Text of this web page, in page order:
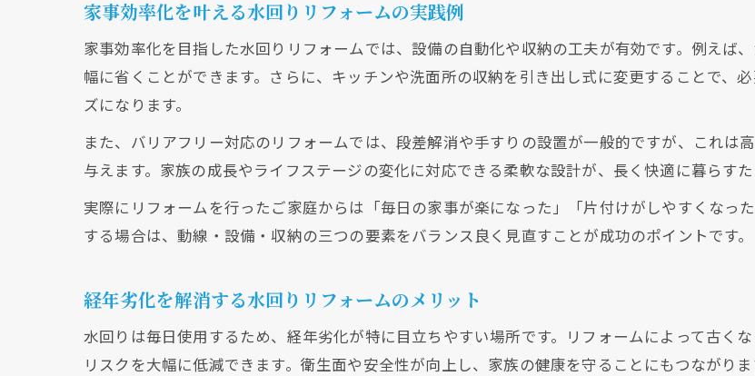
家事効率アップに役立つ水回りリフォームの魅
動線改善で家事効率が劇的に高まる水回り
収納力を強化する水回りリフォームの工夫
家事分担がスムーズになる水回りリフォー
水回りリフォームで家族全員の負担を軽減
家族思いのバリアフリー実現は水回りリフォー
高齢化に備える水回りリフォームのメリット
バリアフリー対応の水回りリフォーム事例
家事効率化を叶える水回りリフォームの実践例
家事効率化を目指した水回りリフォームでは、設備の自動化や収納の工夫が有効です。例えば
幅に省くことができます。さらに、キッチンや洗面所の収納を引き出し式に変更することで、
ズになります。
また、バリアフリー対応のリフォームでは、段差解消や手すりの設置が一般的ですが、これは
与えます。家族の成長やライフステージの変化に対応できる柔軟な設計が、長く快適に暮らすた
実際にリフォームを行ったご家庭からは「毎日の家事が楽になった」「片付けがしやすくなっ
する場合は、動線・設備・収納の三つの要素をバランス良く見直すことが成功のポイントです。
経年劣化を解消する水回りリフォームのメリット
水回りは毎日使用するため、経年劣化が特に目立ちやすい場所です。リフォームによって古く
リスクを大幅に低減できます。衛生面や安全性が向上し、家族の健康を守ることにもつながりま